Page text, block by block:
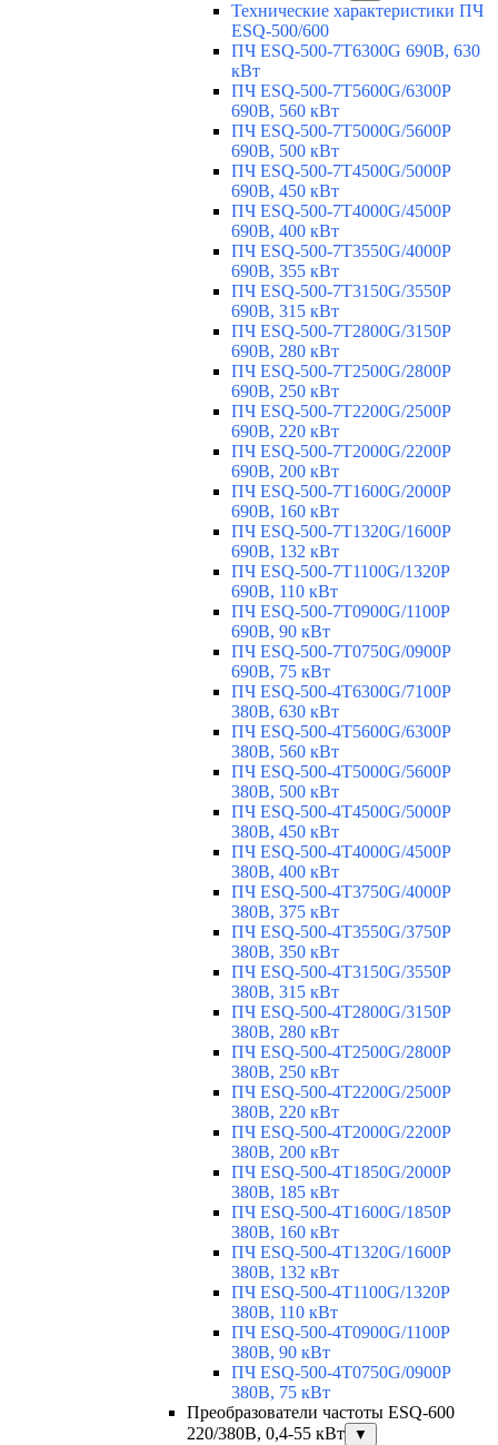
Технические характеристики ПЧ
ESQ-500/600
ПЧ ESQ-500-7T6300G 690В, 630
кВт
ПЧ ESQ-500-7T5600G/6300P
690В, 560 кВт
ПЧ ESQ-500-7T5000G/5600P
690В, 500 кВт
ПЧ ESQ-500-7T4500G/5000P
690В, 450 кВт
ПЧ ESQ-500-7T4000G/4500P
690В, 400 кВт
ПЧ ESQ-500-7T3550G/4000P
690В, 355 кВт
ПЧ ESQ-500-7T3150G/3550P
690В, 315 кВт
ПЧ ESQ-500-7T2800G/3150P
690В, 280 кВт
ПЧ ESQ-500-7T2500G/2800P
690В, 250 кВт
ПЧ ESQ-500-7T2200G/2500P
690В, 220 кВт
ПЧ ESQ-500-7T2000G/2200P
690В, 200 кВт
ПЧ ESQ-500-7T1600G/2000P
690В, 160 кВт
ПЧ ESQ-500-7T1320G/1600P
690В, 132 кВт
ПЧ ESQ-500-7T1100G/1320P
690В, 110 кВт
ПЧ ESQ-500-7T0900G/1100P
690В, 90 кВт
ПЧ ESQ-500-7T0750G/0900P
690В, 75 кВт
ПЧ ESQ-500-4T6300G/7100P
380В, 630 кВт
ПЧ ESQ-500-4T5600G/6300P
380В, 560 кВт
ПЧ ESQ-500-4T5000G/5600P
380В, 500 кВт
ПЧ ESQ-500-4T4500G/5000P
380В, 450 кВт
ПЧ ESQ-500-4T4000G/4500P
380В, 400 кВт
ПЧ ESQ-500-4T3750G/4000P
380В, 375 кВт
ПЧ ESQ-500-4T3550G/3750P
380В, 350 кВт
ПЧ ESQ-500-4T3150G/3550P
380В, 315 кВт
ПЧ ESQ-500-4T2800G/3150P
380В, 280 кВт
ПЧ ESQ-500-4T2500G/2800P
380В, 250 кВт
ПЧ ESQ-500-4T2200G/2500P
380В, 220 кВт
ПЧ ESQ-500-4T2000G/2200P
380В, 200 кВт
ПЧ ESQ-500-4T1850G/2000P
380В, 185 кВт
ПЧ ESQ-500-4T1600G/1850P
380В, 160 кВт
ПЧ ESQ-500-4T1320G/1600P
380В, 132 кВт
ПЧ ESQ-500-4T1100G/1320P
380В, 110 кВт
ПЧ ESQ-500-4T0900G/1100P
380В, 90 кВт
ПЧ ESQ-500-4T0750G/0900P
380В, 75 кВт
Преобразователи частоты ESQ-600
220/380В, 0,4-55 кВт
▼